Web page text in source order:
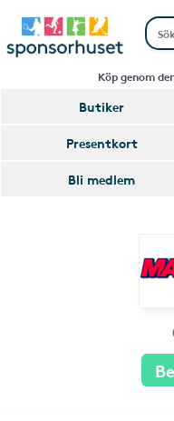
Köp genom
Butiker
Presentkort
Bli medlem